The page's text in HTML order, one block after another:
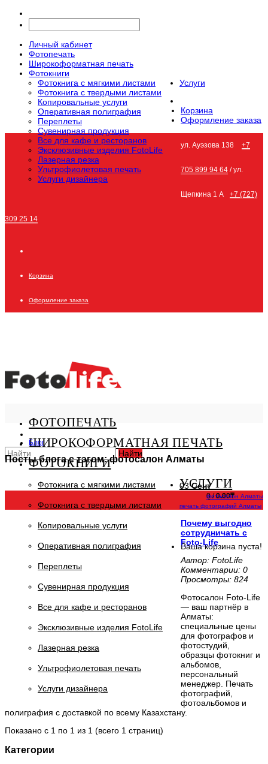
Личный кабинет
Фотопечать
Широкоформатная печать
Фотокниги
Фотокнига с мягкими листами
Фотокнига с твердыми листами
Услуги
Копировальные услуги
Оперативная полиграфия
Переплеты
Сувенирная продукция
Все для кафе и ресторанов
Эксклюзивные изделия FotoLife
Лазерная резка
Ультрофиолетовая печать
Услуги дизайнера
Корзина
Оформление заказа
ул. Ауэзова 138 +7
705 899 94 64 / ул.
Щепкина 1 А +7 (727)
309 25 14
Корзина
Оформление заказа
ФОТОПЕЧАТЬ
ШИРОКОФОРМАТНАЯ ПЕЧАТЬ
ФОТОКНИГИ
Фотокнига с мягкими листами
Фотокнига с твердыми листами
УСЛУГИ
Копировальные услуги
Оперативная полиграфия
Переплеты
Сувенирная продукция
Все для кафе и ресторанов
Эксклюзивные изделия FotoLife
Лазерная резка
Ультрофиолетовая печать
Услуги дизайнера
Найти
0 / 0.00₸
Ваша корзина пуста!
Блог
Посты блога с тэгом: фотосалон Алматы
03 Сент
фотосалон Алматы
печать фотографий Алматы
Почему выгодно
сотрудничать с
Foto-Life
Автор: FotoLife
Комментарии: 0
Просмотры: 824
Фотосалон Foto-Life
— ваш партнёр в
Алматы:
специальные цены
для фотографов и
фотостудий,
образцы фотокниг и
альбомов,
персональный
менеджер. Печать
фотографий,
фотоальбомов и
полиграфия с доставкой по всему Казахстану.
Показано с 1 по 1 из 1 (всего 1 страниц)
Категории